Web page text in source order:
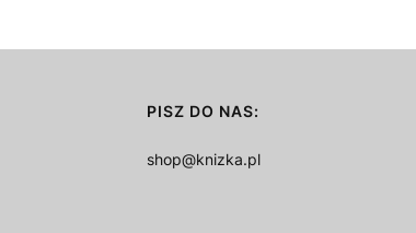
PISZ DO NAS:
shop@knizka.pl